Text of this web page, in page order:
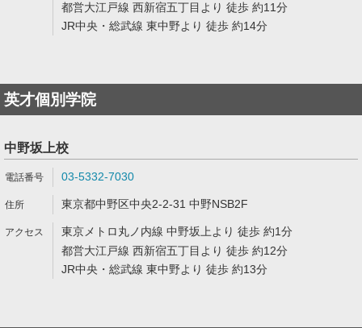
都営大江戸線 西新宿五丁目より 徒歩 約11分
JR中央・総武線 東中野より 徒歩 約14分
英才個別学院
中野坂上校
03-5332-7030
東京都中野区中央2-2-31 中野NSB2F
東京メトロ丸ノ内線 中野坂上より 徒歩 約1分
都営大江戸線 西新宿五丁目より 徒歩 約12分
JR中央・総武線 東中野より 徒歩 約13分